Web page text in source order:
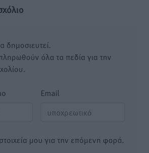
δημοσιευτεί.
όλα τα πεδία για την
Email
μου για την επόμενη φορά.